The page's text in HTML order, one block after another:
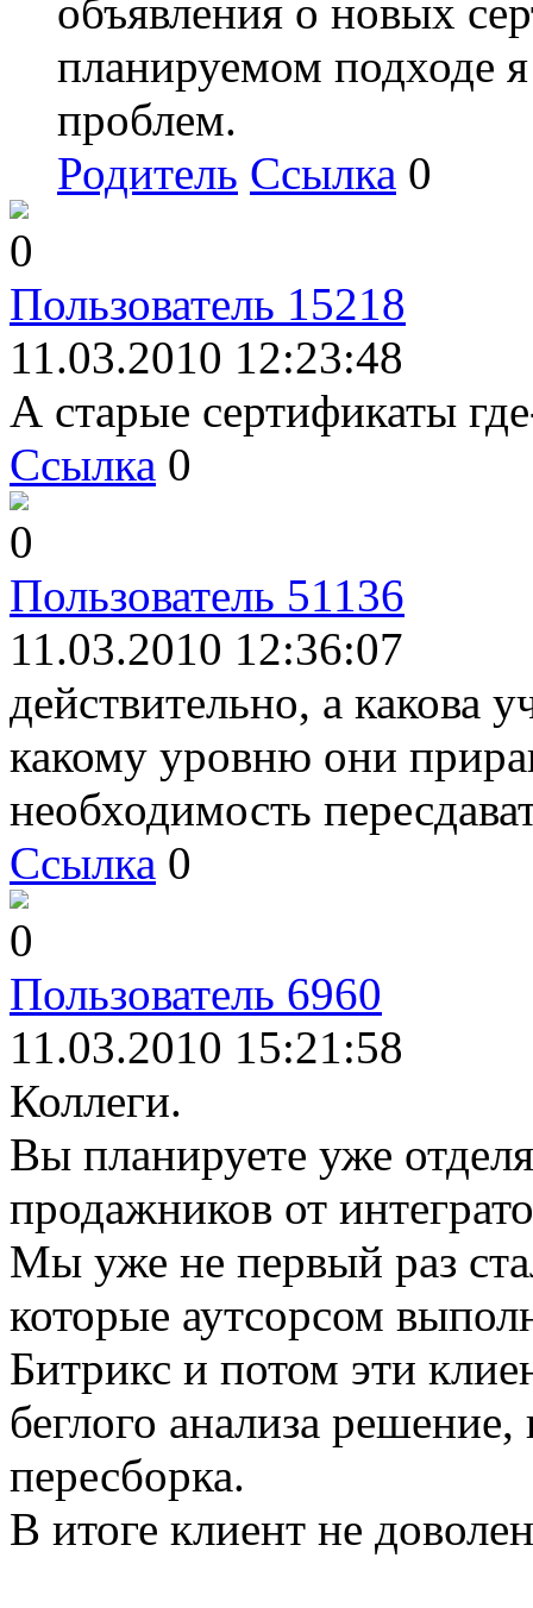
объявления о новых
планируемом подходе
проблем.
Родитель Ссылка 0
0
Пользователь 15218
11.03.2010 12:23:48
А старые сертификаты
Ссылка 0
0
Пользователь 51136
11.03.2010 12:36:07
действительно, а какова
какому уровню они
необходимость
Ссылка 0
0
Пользователь 6960
11.03.2010 15:21:58
Коллеги.
Вы планируете уже
продажников от
Мы уже не первый раз
которые аутсорсом
Битрикс и потом эти
беглого анализа
пересборка.
В итоге клиент не